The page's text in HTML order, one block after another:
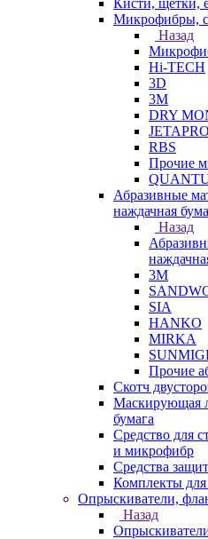
Кисти, щетки,
Микрофибры,
Назад
Hi-TECH
3D
3М
DRY
JETAPRO
RBS
Прочие
Абразивные
наждачная
Назад
3М
SIA
HANKO
MIRKA
Прочие
Скотч
Маскирующая
бумага
Средство для
и микрофибр
Средства
Комплекты для
Опрыскиватели,
Назад